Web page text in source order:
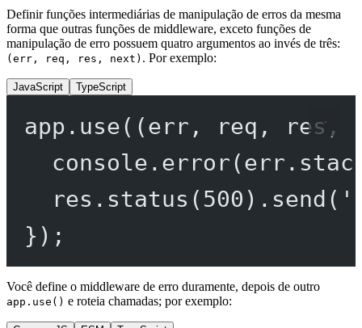
Definir funções intermediárias de manipulação de erros da mesma
forma que outras funções de middleware, exceto funções de
manipulação de erro possuem quatro argumentos ao invés de três:
(err, req, res, next) . Por exemplo:
JavaScript TypeScript
app. use((err , req , res,
console. error
res. status ( 500 ). send (
});
Você define o middleware de erro duramente, depois de outro
app.use() e roteia chamadas; por exemplo: